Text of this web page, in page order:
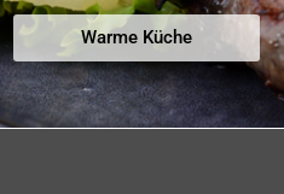
Warme Küche